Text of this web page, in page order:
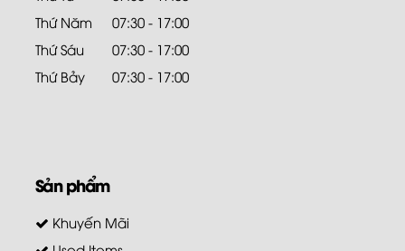
Thứ Năm
07:30 - 17:00
Thứ Sáu
07:30 - 17:00
Thứ Bảy
07:30 - 17:00
Sản phẩm
Khuyến Mãi